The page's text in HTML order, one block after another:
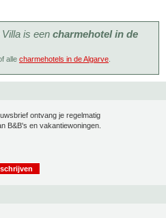
is een charmehotel in de
alle charmehotels in de Algarve
ontvang je regelmatig
B&B's en vakantiewoningen.